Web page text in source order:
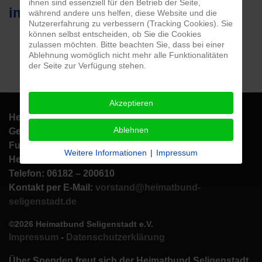
im Veranstaltungskalender
Heimatbund Seligenstadt e.V.
Geschäftsstelle: Aschaffenburger Str. 1
Fundus/
Heimatbundhalle: Am Eichwald 7
Telefon: 06182 – 200610
Kontakt per E-Mail: vorstand@heimatbund-
seligenstadt.de
©2026 Heimatbund Seligenstadt e.V.
Impressum - Datenschutzerklärung
ihnen sind essenziell für den Betrieb der Seite,
während andere uns helfen, diese Website und die
Nutzererfahrung zu verbessern (Tracking Cookies). Sie
können selbst entscheiden, ob Sie die Cookies
zulassen möchten. Bitte beachten Sie, dass bei einer
Ablehnung womöglich nicht mehr alle Funktionalitäten
der Seite zur Verfügung stehen.
Akzeptieren
Ablehnen
Weitere Informationen | Impressum